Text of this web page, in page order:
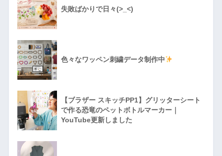
失敗ばかりで日々(>_<)
色々なワッペン刺繍データ制作中
【ブラザー スキッチPP1】グリッターシート
で作る恐竜のペットボトルマーカー｜
YouTube更新しました